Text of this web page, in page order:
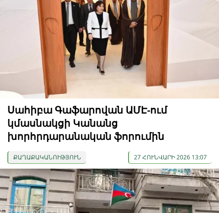
Սահիբա Գաֆարովան ԱՄԷ-ում
կմասնակցի Կանանց
խորհրդարանական ֆորումին
ՔԱՂԱՔԱԿԱՆՈՒԹՅՈՒՆ 27 ՀՈՒՆՎԱՐԻ 2026 13:07